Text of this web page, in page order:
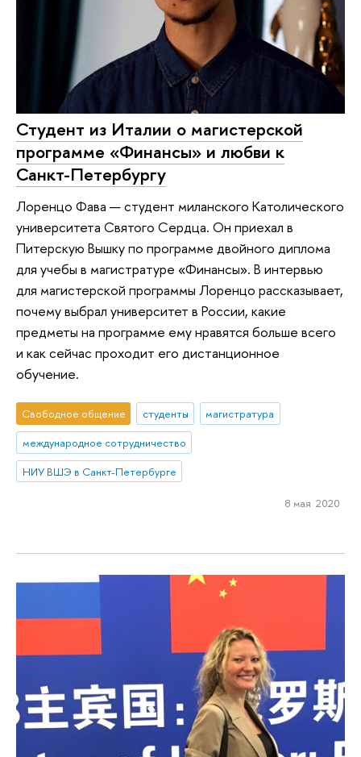
Студент из Италии о магистерской
программе «Финансы» и любви к
Санкт-Петербургу
Лоренцо Фава — студент миланского Католического
университета Святого Сердца. Он приехал в
Питерскую Вышку по программе двойного диплома
для учебы в магистратуре «Финансы». В интервью
для магистерской программы Лоренцо рассказывает,
почему выбрал университет в России, какие
предметы на программе ему нравятся больше всего
и как сейчас проходит его дистанционное
обучение.
Свободное общение студенты
магистратура
международное сотрудничество
НИУ ВШЭ в Санкт-Петербурге
8 мая 2020